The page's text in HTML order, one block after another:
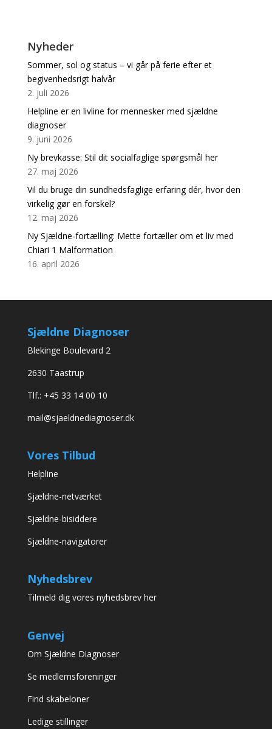
Nyheder
Sommer, sol og status – vi går på ferie efter et
begivenhedsrigt halvår
2. juli 2026
Helpline er en livline for mennesker med sjældne
diagnoser
9. juni 2026
Ny brevkasse: Stil dit socialfaglige spørgsmål her
27. maj 2026
Vil du bruge din sundhedsfaglige erfaring dér, hvor den
virkelig gør en forskel?
12. maj 2026
Ny Sjældne-fortælling: Mette fortæller om et liv med
Chiari 1 Malformation
16. april 2026
Sjældne Diagnoser
Blekinge Boulevard 2
2630 Taastrup
Tlf.: +45 33 14 00 10
mail@sjaeldnediagnoser.dk
Vores Tilbud
Helpline
Sjældne-netværket
Sjældne-bisiddere
Sjældne-navigatorer
Nyhedsbrev
Tilmeld dig vores nyhedsbrev her
Genvej
Om Sjældne Diagnoser
Se medlemsforeninger
Find skabeloner
Ledige stillinger